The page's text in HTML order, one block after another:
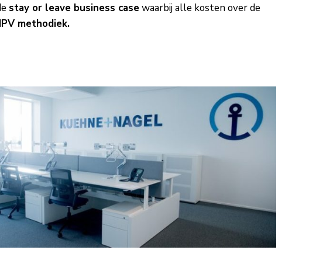
stay or leave business casewaarbij alle kosten over de
methodiek.